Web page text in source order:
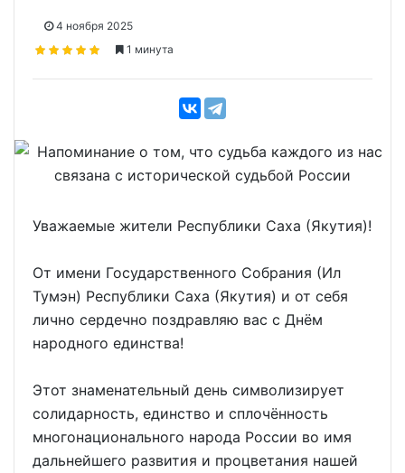
4 ноября 2025
1 минута
Уважаемые жители Республики Саха (Якутия)!
От имени Государственного Собрания (Ил
Тумэн) Республики Саха (Якутия) и от себя
лично сердечно поздравляю вас с Днём
народного единства!
Этот знаменательный день символизирует
солидарность, единство и сплочённость
многонационального народа России во имя
дальнейшего развития и процветания нашей